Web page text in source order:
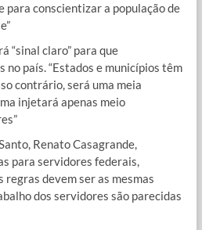
conscientizar a população de
“sinal claro” para que
país. “Estados e municípios têm
contrário, será uma meia
injetará apenas meio
Renato Casagrande,
para servidores federais,
regras devem ser as mesmas
dos servidores são parecidas